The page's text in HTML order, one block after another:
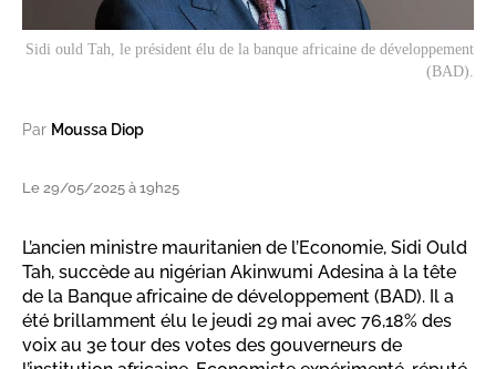
Sidi ould Tah, le président élu de la banque africaine de développement
(BAD).
Par Moussa Diop
Le 29/05/2025 à 19h25
L’ancien ministre mauritanien de l’Economie, Sidi Ould
Tah, succède au nigérian Akinwumi Adesina à la tête
de la Banque africaine de développement (BAD). Il a
été brillamment élu le jeudi 29 mai avec 76,18% des
voix au 3e tour des votes des gouverneurs de